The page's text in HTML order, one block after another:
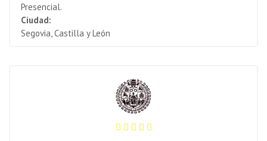
Presencial.
Ciudad:
Segovia, Castilla y León